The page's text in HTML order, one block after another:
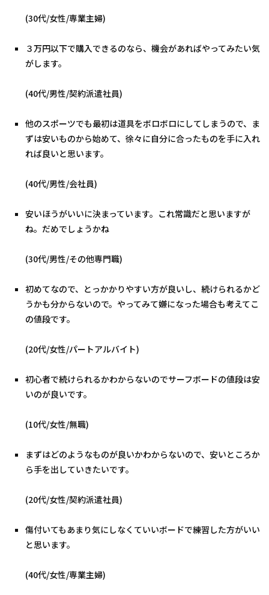
(30代/女性/専業主婦)
３万円以下で購入できるのなら、機会があればやってみたい気
がします。
(40代/男性/契約派遣社員)
他のスポーツでも最初は道具をボロボロにしてしまうので、ま
ずは安いものから始めて、徐々に自分に合ったものを手に入れ
れば良いと思います。
(40代/男性/会社員)
安いほうがいいに決まっています。これ常識だと思いますが
ね。だめでしょうかね
(30代/男性/その他専門職)
初めてなので、とっかかりやすい方が良いし、続けられるかど
うかも分からないので。やってみて嫌になった場合も考えてこ
の値段です。
(20代/女性/パートアルバイト)
初心者で続けられるかわからないのでサーフボードの値段は安
いのが良いです。
(10代/女性/無職)
まずはどのようなものが良いかわからないので、安いところか
ら手を出していきたいです。
(20代/女性/契約派遣社員)
傷付いてもあまり気にしなくていいボードで練習した方がいい
と思います。
(40代/女性/専業主婦)